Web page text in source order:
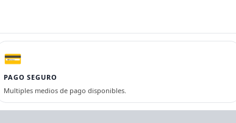
💳
PAGO SEGURO
Multiples medios de pago disponibles.